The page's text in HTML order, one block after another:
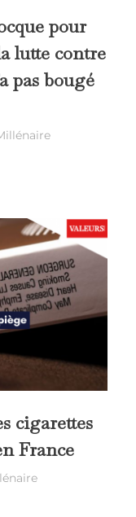
pour
lutte contre
pas bougé
cigarettes
France